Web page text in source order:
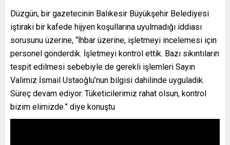
Düzgün, bir gazetecinin Balıkesir Büyükşehir Belediyesi
iştiraki bir kafede hijyen koşullarına uyulmadığı iddiası
sorusunu üzerine, “İhbar üzerine, işletmeyi incelemesi için
personel gönderdik. İşletmeyi kontrol ettik. Bazı sıkıntıların
tespit edilmesi sebebiyle de gerekli işlemleri Sayın
Valimiz İsmail Ustaoğlu’nun bilgisi dahilinde uyguladık.
Süreç devam ediyor. Tüketicilerimiz rahat olsun, kontrol
bizim elimizde.” diye konuştu